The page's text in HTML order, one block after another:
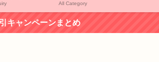
All Category
キャンペーンまとめ